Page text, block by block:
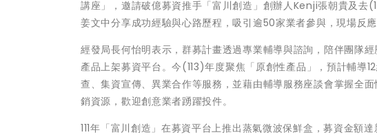
講座」，邀請破億募資推手「富川創造」創辦人Kenji張朝貴及去
姜文中分享成功經驗與心路歷程，吸引逾50家業者參與，現場反應
經發局長何怡明表示，群募計畫透過專業輔導與諮詢，陪伴團隊
產品上架募資平台。今(113)年度聚焦「原創性產品」，預計輔導
查、集資宣傳、異業合作等服務，並藉由輔導服務座談會掌握全
銷資源，歡迎創意業者踴躍投件。
111年「富川創造」在募資平台上推出蒸氣微波保鮮盒，募資金額